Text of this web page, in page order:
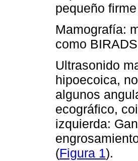
pequeño
Mamografía:
como
Ultrasonido
hipoecoica,
algunos
ecográfico,
izquierda:
(Figura 1).